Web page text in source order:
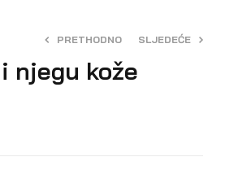
PRETHODNO SLJEDEĆE
njegu kože